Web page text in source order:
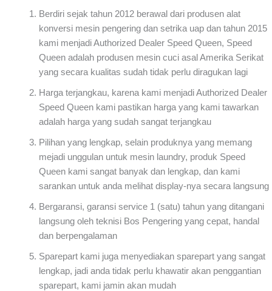
Berdiri sejak tahun 2012 berawal dari produsen alat
konversi mesin pengering dan setrika uap dan tahun 2015
kami menjadi Authorized Dealer Speed Queen, Speed
Queen adalah produsen mesin cuci asal Amerika Serikat
yang secara kualitas sudah tidak perlu diragukan lagi
Harga terjangkau, karena kami menjadi Authorized Dealer
Speed Queen kami pastikan harga yang kami tawarkan
adalah harga yang sudah sangat terjangkau
Pilihan yang lengkap, selain produknya yang memang
mejadi unggulan untuk mesin laundry, produk Speed
Queen kami sangat banyak dan lengkap, dan kami
sarankan untuk anda melihat display-nya secara langsung
Bergaransi, garansi service 1 (satu) tahun yang ditangani
langsung oleh teknisi Bos Pengering yang cepat, handal
dan berpengalaman
Sparepart kami juga menyediakan sparepart yang sangat
lengkap, jadi anda tidak perlu khawatir akan penggantian
sparepart, kami jamin akan mudah